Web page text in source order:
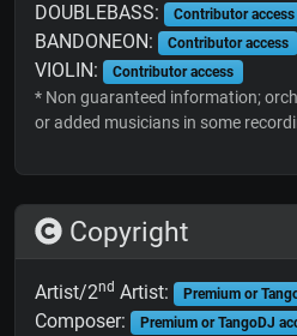
DOUBLEBASS: Contributor access
BANDONEON: Contributor access
VIOLIN: Contributor access
* Non guaranteed information;
or added musicians in some
Copyright
Artist/2nd Artist: Premium or
Composer: Premium or TangoDJ